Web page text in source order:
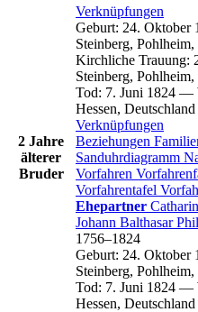
2 Jahre
älterer
Bruder
Verknüpfungen
Geburt: 24. Oktober
Steinberg,
Kirchliche Trauung:
Steinberg,
Tod: 7. Juni 1824 —
Hessen, Deutschland
Verknüpfungen
Beziehungen
Sanduhrdiagramm
Vorfahren
Vorfahrentafel
Ehepartner
Johann Balthasar
1756–1824
Geburt: 24. Oktober
Steinberg,
Tod: 7. Juni 1824 —
Hessen, Deutschland